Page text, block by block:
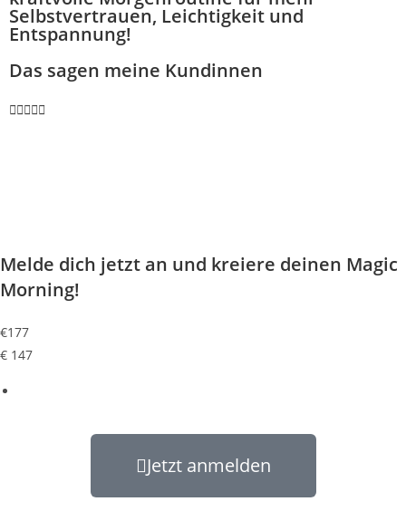
Selbstvertrauen, Leichtigkeit und
Entspannung!
Das sagen meine Kundinnen

Melde dich jetzt an und kreiere deinen Magic
Morning!
€177
€ 147
Jetzt anmelden